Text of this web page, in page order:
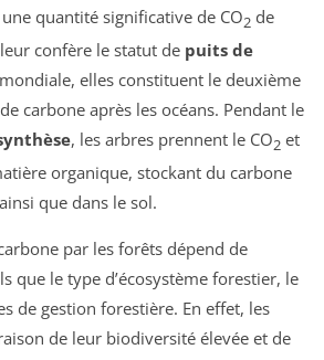
quantité significative de CO2 de
confère le statut de puits de
mondiale, elles constituent le deuxième
carbone après les océans. Pendant le
, les arbres prennent le CO2 et
organique, stockant du carbone
que dans le sol.
par les forêts dépend de
que le type d’écosystème forestier, le
de gestion forestière. En effet, les
de leur biodiversité élevée et de